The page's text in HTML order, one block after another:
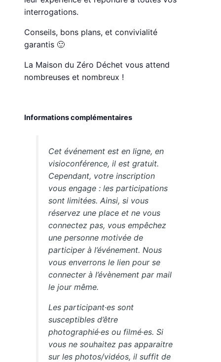
interrogations.
Conseils, bons plans, et convivialité
garantis 🙂
La Maison du Zéro Déchet vous attend
nombreuses et nombreux !
Informations complémentaires
Cet événement est en ligne, en
visioconférence, il est gratuit.
Cependant, votre inscription
vous engage : les participations
sont limitées. Ainsi, si vous
réservez une place et ne vous
connectez pas, vous empêchez
une personne motivée de
participer à l’événement. Nous
vous enverrons le lien pour se
connecter à l’évènement par mail
le jour même.
Les participant·es sont
susceptibles d’être
photographié·es ou filmé·es. Si
vous ne souhaitez pas apparaitre
sur les photos/vidéos, il suffit de